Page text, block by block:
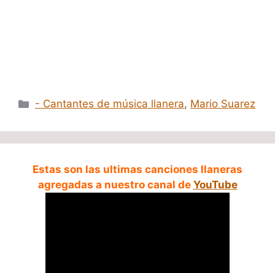
Categorías
- Cantantes de música llanera, Mario Suarez
Estas son las ultimas canciones llaneras
agregadas a nuestro canal de YouTube